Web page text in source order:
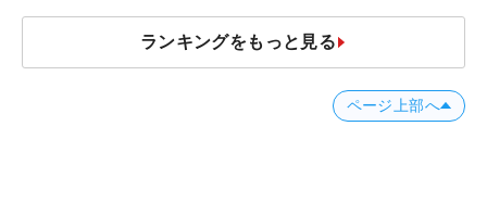
ランキングをもっと見る
ページ上部へ